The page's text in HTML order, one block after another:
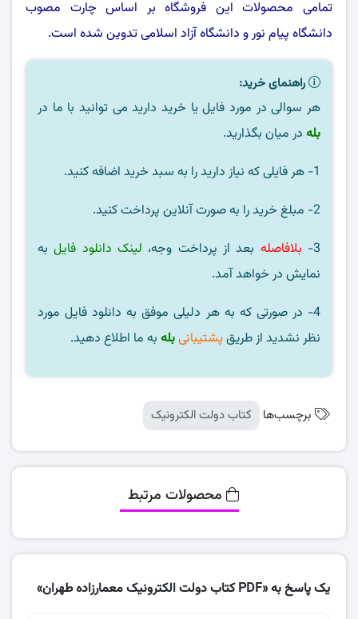
تمامی محصولات این فروشگاه بر اساس چارت مصوب
دانشگاه پیام نورو دانشگاه آزاد اسلامیتدوین شده است.
راهنمای خرید:
هر سوالی در مورد فایل یا خرید دارید می توانید با ما در
بله در میان بگذارید.
1- هر فایلی که نیاز دارید را به سبد خرید اضافه کنید.
2- مبلغ خرید را به صورت آنلاین پرداخت کنید.
3-
بلافاصله بعد از پرداخت وجه، لینک دانلود فایلبه
نمایش در خواهد آمد.
4- در صورتی که به هر دلیلی موفق به دانلود فایل مورد
نظر نشدید از طریقپشتیبانیبله به ما اطلاع دهید.
برچسب‌ها کتاب دولت الکترونیک
محصولات مرتبط
یک پاسخ به «PDF کتاب دولت الکترونیک معمارزاده طهران»